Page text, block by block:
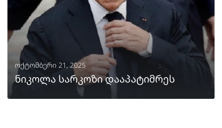
ოქტომბერი 21, 2025
ნიკოლა სარკოზი დააპატიმრეს